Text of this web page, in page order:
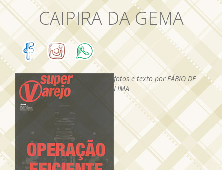
CAIPIRA DA GEMA
fotos e texto por FÁBIO DE
LIMA